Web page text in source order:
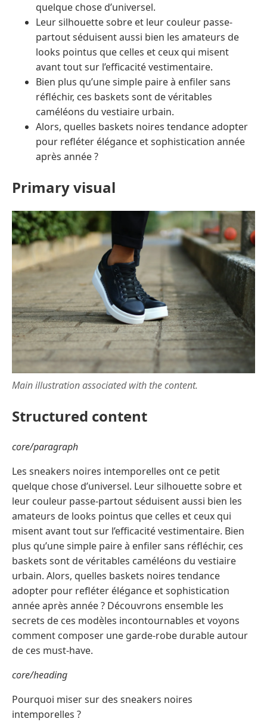
quelque chose d’universel.
Leur silhouette sobre et leur couleur passe-
partout séduisent aussi bien les amateurs de
looks pointus que celles et ceux qui misent
avant tout sur l’efficacité vestimentaire.
Bien plus qu’une simple paire à enfiler sans
réfléchir, ces baskets sont de véritables
caméléons du vestiaire urbain.
Alors, quelles baskets noires tendance adopter
pour refléter élégance et sophistication année
après année ?
Primary visual
Main illustration associated with the content.
Structured content
core/paragraph
Les sneakers noires intemporelles ont ce petit
quelque chose d’universel. Leur silhouette sobre et
leur couleur passe-partout séduisent aussi bien les
amateurs de looks pointus que celles et ceux qui
misent avant tout sur l’efficacité vestimentaire. Bien
plus qu’une simple paire à enfiler sans réfléchir, ces
baskets sont de véritables caméléons du vestiaire
urbain. Alors, quelles baskets noires tendance
adopter pour refléter élégance et sophistication
année après année ? Découvrons ensemble les
secrets de ces modèles incontournables et voyons
comment composer une garde-robe durable autour
de ces must-have.
core/heading
Pourquoi miser sur des sneakers noires
intemporelles ?